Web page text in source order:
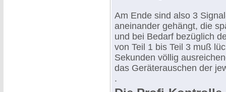
Am Ende sind also 3
aneinander gehängt, die
und bei Bedarf bezüglich
von Teil 1 bis Teil 3 muß
Sekunden völlig
das Geräterauschen der
.